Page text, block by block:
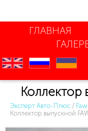
ГЛАВНАЯ
en ru uk
Коллектор
Эксперт Авто-Плюс / Faw
Коллектор выпускной